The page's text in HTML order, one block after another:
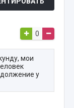
0
мои
у